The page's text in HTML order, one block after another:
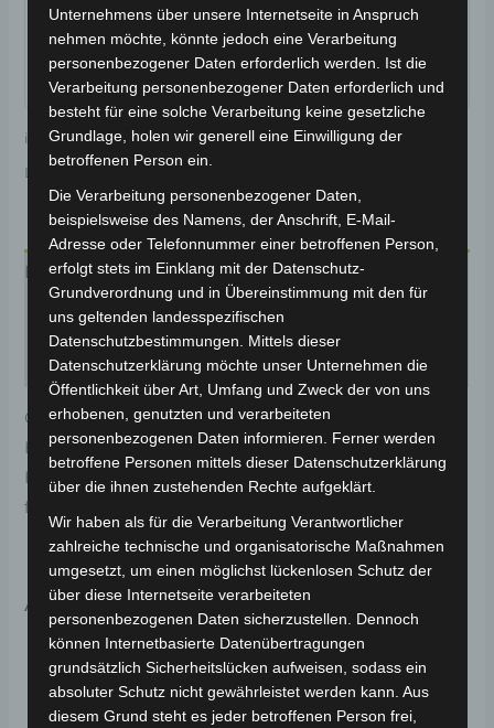
inkl. 19 % MwSt.Kostenloser Versand
Lieferzeit:
Beschreibung
Produktsicherheit
Rezensionen (0)
Original-Ersatzteil für den Pedelec VB7.
Handyhalterung für optimale Funktionalität und
Haltbarkeit. Weitere Informationen zum Fahrzeug
findest du hier:
Ähnliche Produkte
Unternehmens über unsere Internetseite in Anspruch
nehmen möchte, könnte jedoch eine Verarbeitung
personenbezogener Daten erforderlich werden. Ist die
Verarbeitung personenbezogener Daten erforderlich und
besteht für eine solche Verarbeitung keine gesetzliche
Grundlage, holen wir generell eine Einwilligung der
betroffenen Person ein.
Die Verarbeitung personenbezogener Daten,
beispielsweise des Namens, der Anschrift, E-Mail-
Adresse oder Telefonnummer einer betroffenen Person,
erfolgt stets im Einklang mit der Datenschutz-
Grundverordnung und in Übereinstimmung mit den für
uns geltenden landesspezifischen
Datenschutzbestimmungen. Mittels dieser
Datenschutzerklärung möchte unser Unternehmen die
Öffentlichkeit über Art, Umfang und Zweck der von uns
erhobenen, genutzten und verarbeiteten
personenbezogenen Daten informieren. Ferner werden
betroffene Personen mittels dieser Datenschutzerklärung
über die ihnen zustehenden Rechte aufgeklärt.
Wir haben als für die Verarbeitung Verantwortlicher
zahlreiche technische und organisatorische Maßnahmen
umgesetzt, um einen möglichst lückenlosen Schutz der
über diese Internetseite verarbeiteten
personenbezogenen Daten sicherzustellen. Dennoch
können Internetbasierte Datenübertragungen
grundsätzlich Sicherheitslücken aufweisen, sodass ein
absoluter Schutz nicht gewährleistet werden kann. Aus
diesem Grund steht es jeder betroffenen Person frei,